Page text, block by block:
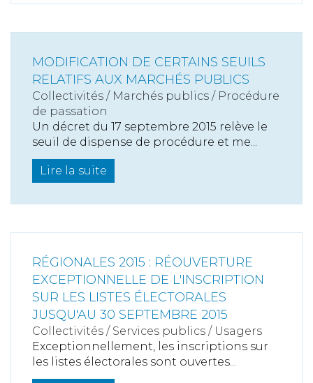
MODIFICATION DE CERTAINS SEUILS
RELATIFS AUX MARCHÉS PUBLICS
Collectivités / Marchés publics / Procédure
de passation
Un décret du 17 septembre 2015 relève le
seuil de dispense de procédure et me...
Lire la suite
RÉGIONALES 2015 : RÉOUVERTURE
EXCEPTIONNELLE DE L'INSCRIPTION
SUR LES LISTES ÉLECTORALES
JUSQU'AU 30 SEPTEMBRE 2015
Collectivités / Services publics / Usagers
Exceptionnellement, les inscriptions sur
les listes électorales sont ouvertes...